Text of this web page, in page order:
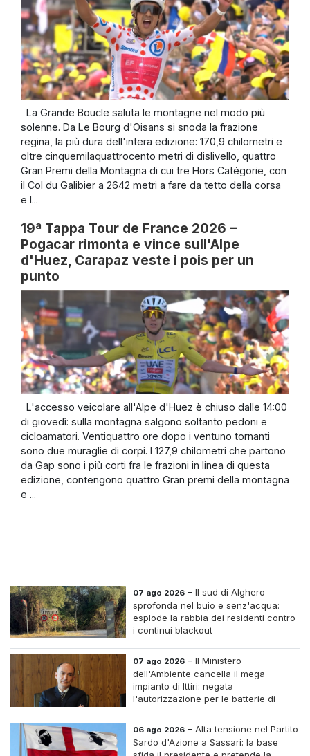
La Grande Boucle saluta le montagne nel modo più
solenne. Da Le Bourg d'Oisans si snoda la frazione
regina, la più dura dell'intera edizione: 170,9 chilometri e
oltre cinquemilaquattrocento metri di dislivello, quattro
Gran Premi della Montagna di cui tre Hors Catégorie, con
il Col du Galibier a 2642 metri a fare da tetto della corsa
e l...
19ª Tappa Tour de France 2026 –
Pogacar rimonta e vince sull'Alpe
d'Huez, Carapaz veste i pois per un
punto
L'accesso veicolare all'Alpe d'Huez è chiuso dalle 14:00
di giovedì: sulla montagna salgono soltanto pedoni e
cicloamatori. Ventiquattro ore dopo i ventuno tornanti
sono due muraglie di corpi. I 127,9 chilometri che partono
da Gap sono i più corti fra le frazioni in linea di questa
edizione, contengono quattro Gran premi della montagna
e ...
07 ago 2026 -Il sud di Alghero
sprofonda nel buio e senz'acqua:
esplode la rabbia dei residenti contro
i continui blackout
07 ago 2026 -Il Ministero
dell'Ambiente cancella il mega
impianto di Ittiri: negata
l'autorizzazione per le batterie di
06 ago 2026 -Alta tensione nel Partito
Sardo d'Azione a Sassari: la base